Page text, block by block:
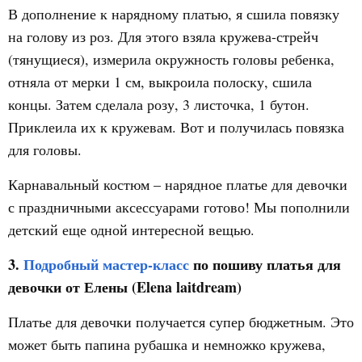
В дополнение к нарядному платью, я сшила повязку
на голову из роз. Для этого взяла кружева-стрейч
(тянущиеся), измерила окружность головы ребенка,
отняла от мерки 1 см, выкроила полоску, сшила
концы. Затем сделала розу, 3 листочка, 1 бутон.
Приклеила их к кружевам. Вот и получилась повязка
для головы.
Карнавальный костюм – нарядное платье для девочки
с праздничными аксессуарами готово! Мы пополнили
детский еще одной интересной вещью.
3. Подробный мастер-класспо пошиву платья для
девочки от Елены (Elena laitdream)
Платье для девочки получается супер бюджетным. Это
может быть папина рубашка и немножко кружева,